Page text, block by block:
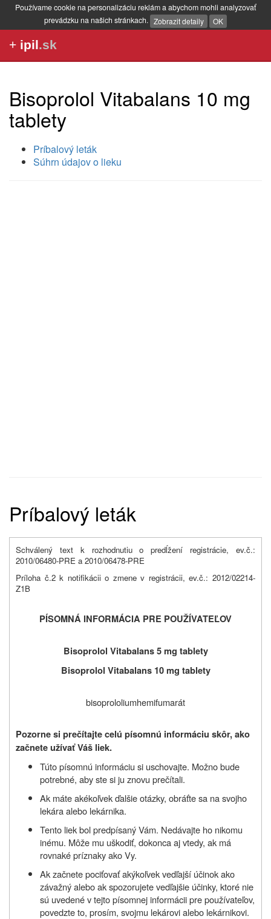
Používame cookie na personalizáciu reklám a abychom mohli analyzovať
prevádzku na našich stránkach. Zobrazit detaily OK
+ ipil.sk
Bisoprolol Vitabalans 10 mg
tablety
Príbalový leták
Súhrn údajov o lieku
Príbalový leták
Schválený text k rozhodnutiu o predĺžení registrácie, ev.č.:
2010/06480-PRE a 2010/06478-PRE
Príloha č.2 k notifikácii o zmene v registrácii, ev.č.: 2012/02214-
Z1B
PÍSOMNÁ INFORMÁCIA PRE POUŽÍVATEĽOV
Bisoprolol Vitabalans 5 mg tablety
Bisoprolol Vitabalans 10 mg tablety
bisoprololiumhemifumarát
Pozorne si prečítajte celú písomnú informáciu skôr, ako
začnete užívaťVáš liek.
Túto písomnú informáciu si uschovajte. Možno bude
potrebné, aby ste si ju znovu prečítali.
Ak máte akékoľvek ďalšie otázky, obráťte sa na svojho
lekára alebo lekárnika.
Tento liek bol predpísaný Vám. Nedávajte ho nikomu
inému. Môže mu uškodiť, dokonca aj vtedy, ak má
rovnaké príznaky ako Vy.
Ak začnete pociťovať akýkoľvek vedľajší účinok ako
závažný alebo ak spozorujete vedľajšie účinky, ktoré nie
sú uvedené v tejto písomnej informácii pre používateľov,
povedzte to, prosím, svojmu lekárovi alebo lekárnikovi.